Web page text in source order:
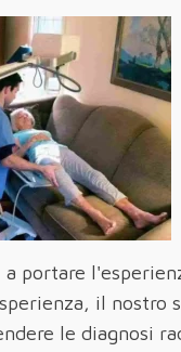
a portare
il
le diagnosi